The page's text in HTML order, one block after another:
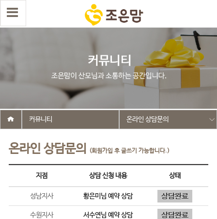
온라인 상담문의 (회원가입 후 글쓰기 가능합니다.)
커뮤니티 온라인 상담문의
지점 상담 신청 내용 상태
성남지사 황은미 님 예약 상담
수원지사 서수연님 예약 상담